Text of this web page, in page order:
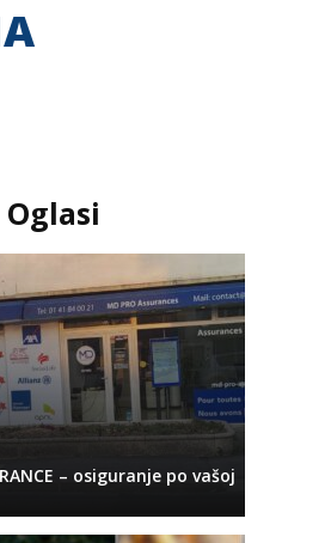
Oglasi
– osiguranje po vašoj